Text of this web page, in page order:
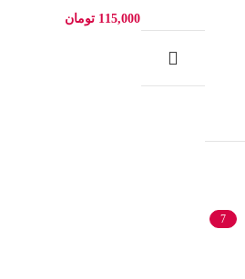
7
115,000 تومان